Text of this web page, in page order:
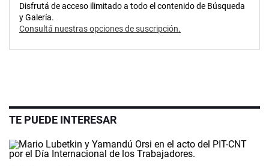
Disfrutá de acceso ilimitado a todo el contenido de Búsqueda
y Galería.
Consultá nuestras opciones de suscripción.
TE PUEDE INTERESAR